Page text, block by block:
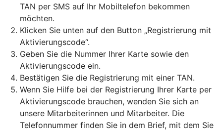
TAN per SMS auf Ihr Mobiltelefon bekommen
möchten.
Klicken Sie unten auf den Button „Registrierung mit
Aktivierungscode“.
Geben Sie die Nummer Ihrer Karte sowie den
Aktivierungscode ein.
Bestätigen Sie die Registrierung mit einer TAN.
Wenn Sie Hilfe bei der Registrierung Ihrer Karte per
Aktivierungscode brauchen, wenden Sie sich an
unsere Mitarbeiterinnen und Mitarbeiter. Die
Telefonnummer finden Sie in dem Brief, mit dem Sie